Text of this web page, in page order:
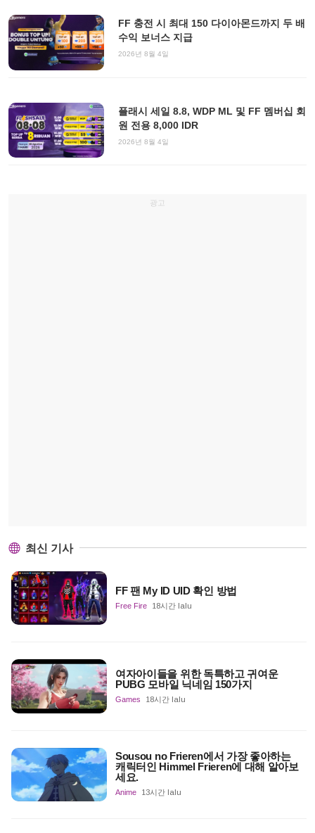
FF 충전 시 최대 150 다이아몬드까지 두 배
수익 보너스 지급
2026년 8월 4일
플래시 세일 8.8, WDP ML 및 FF 멤버십 회
원 전용 8,000 IDR
2026년 8월 4일
광고
최신 기사
FF 팬 My ID UID 확인 방법
Free Fire 18시간 lalu
여자아이들을 위한 독특하고 귀여운
PUBG 모바일 닉네임 150가지
Games 18시간 lalu
Sousou no Frieren에서 가장 좋아하는
캐릭터인 Himmel Frieren에 대해 알아보
세요.
Anime 13시간 lalu